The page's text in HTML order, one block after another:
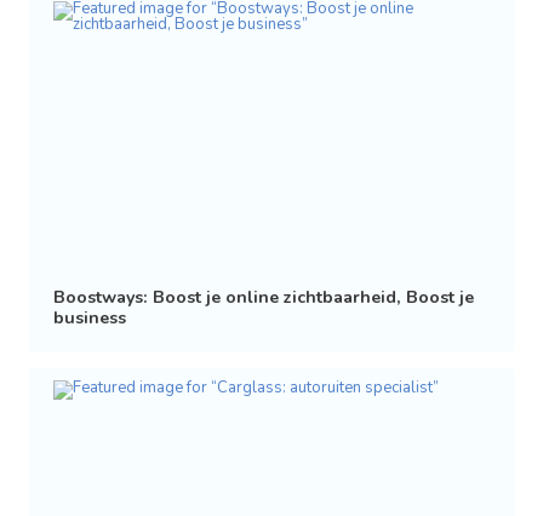
Boostways: Boost je online zichtbaarheid, Boost je
business